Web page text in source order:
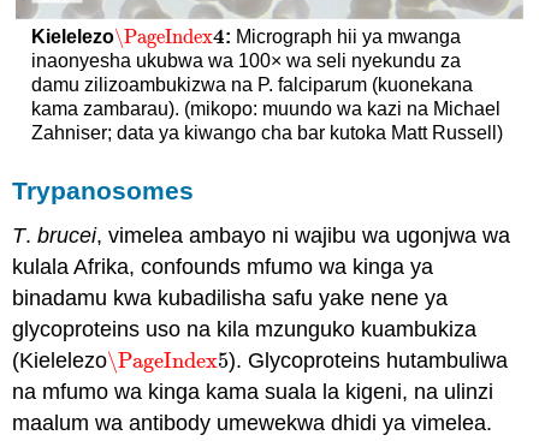
Kielelezo\PageIndex4
\PageIndex4: Micrograph hii ya mwanga
inaonyesha ukubwa wa 100× wa seli nyekundu za
damu zilizoambukizwa na P. falciparum (kuonekana
kama zambarau). (mikopo: muundo wa kazi na Michael
Zahniser; data ya kiwango cha bar kutoka Matt Russell)
Trypanosomes
T.brucei, vimelea ambayo ni wajibu wa ugonjwa wa
kulala Afrika, confounds mfumo wa kinga ya
binadamu kwa kubadilisha safu yake nene ya
glycoproteins uso na kila mzunguko kuambukiza
(Kielelezo\PageIndex5
\PageIndex5). Glycoproteins hutambuliwa
na mfumo wa kinga kama suala la kigeni, na ulinzi
maalum wa antibody umewekwa dhidi ya vimelea.